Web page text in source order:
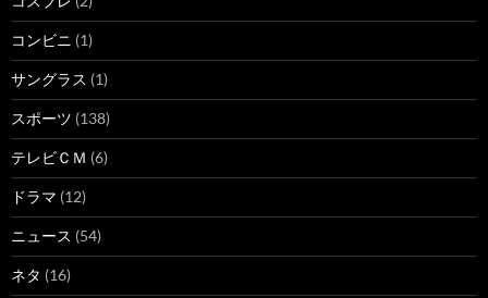
コンビニ (1)
サングラス (1)
スポーツ (138)
テレビＣＭ (6)
ドラマ (12)
ニュース (54)
ネタ (16)